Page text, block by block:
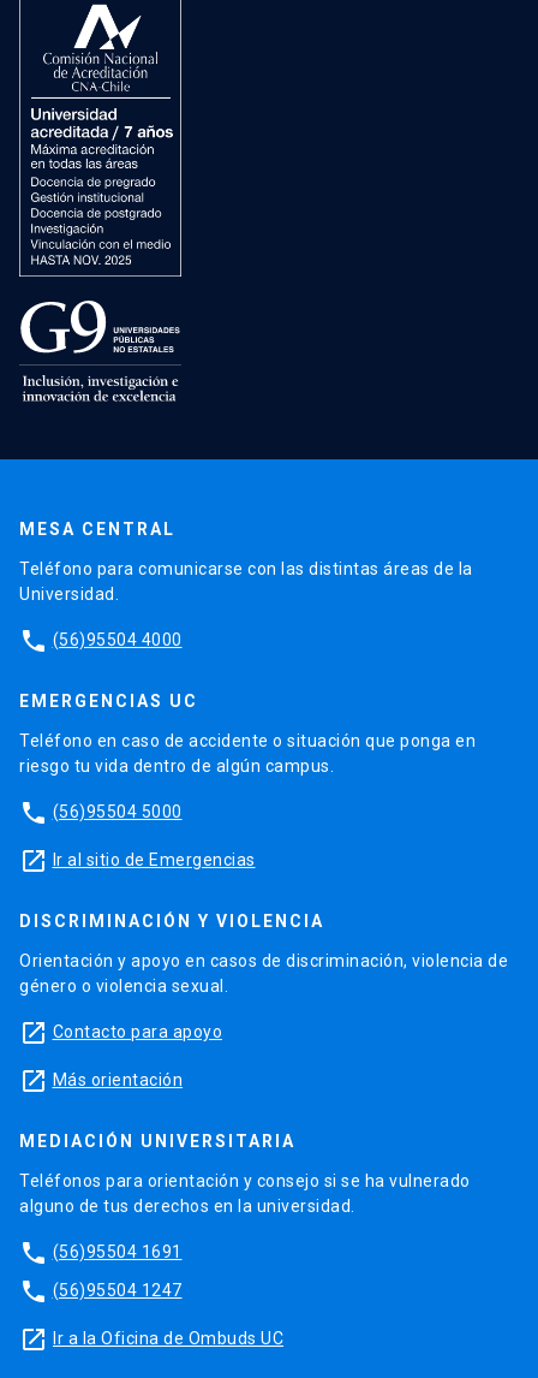
MESA CENTRAL
Teléfono para comunicarse con las distintas áreas de la
Universidad.
phone (56)95504 4000
EMERGENCIAS UC
Teléfono en caso de accidente o situación que ponga en
riesgo tu vida dentro de algún campus.
phone (56)95504 5000
launch Ir al sitio de Emergencias
DISCRIMINACIÓN Y VIOLENCIA
Orientación y apoyo en casos de discriminación, violencia de
género o violencia sexual.
launch Contacto para apoyo
launch Más orientación
MEDIACIÓN UNIVERSITARIA
Teléfonos para orientación y consejo si se ha vulnerado
alguno de tus derechos en la universidad.
phone (56)95504 1691
phone (56)95504 1247
launch Ir a la Oficina de Ombuds UC